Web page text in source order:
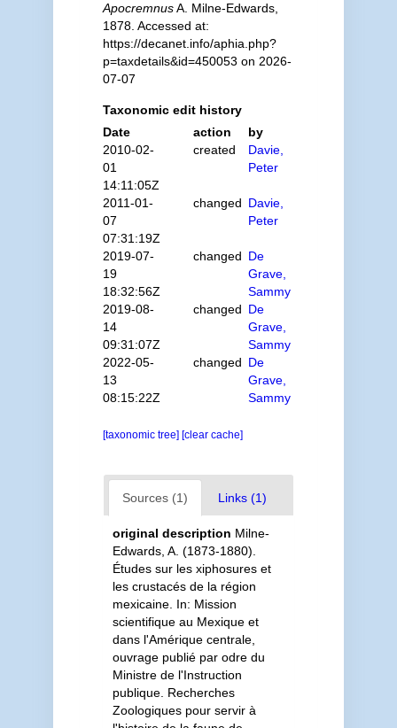
ApocremnusA. Milne-Edwards,
1878. Accessed at:
https://decanet.info/aphia.php?
p=taxdetails&id=450053 on 2026-
07-07
Taxonomic edit history
Date
action
by
2010-02-
01
14:11:05Z
created
Davie,
Peter
2011-01-
07
07:31:19Z
changed Davie,
Peter
2019-07-
19
18:32:56Z
changed De
Grave,
Sammy
2019-08-
14
09:31:07Z
changed De
Grave,
Sammy
2022-05-
13
08:15:22Z
changed De
Grave,
Sammy
[taxonomic tree] [clear cache]
Sources (1) Links (1)
original description Milne-
Edwards, A. (1873-1880).
Études sur les xiphosures et
les crustacés de la région
mexicaine. In: Mission
scientifique au Mexique et
dans l'Amérique centrale,
ouvrage publié par odre du
Ministre de l'Instruction
publique. Recherches
Zoologiques pour servir à